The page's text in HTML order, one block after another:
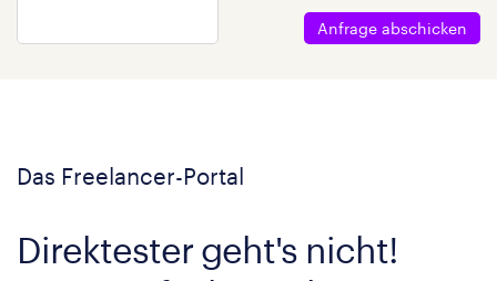
Anfrage abschicken
Das Freelancer-Portal
Direktester geht's nicht!